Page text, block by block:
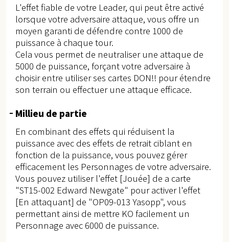
L'effet fiable de votre Leader, qui peut être activé
lorsque votre adversaire attaque, vous offre un
moyen garanti de défendre contre 1000 de
puissance à chaque tour.
Cela vous permet de neutraliser une attaque de
5000 de puissance, forçant votre adversaire à
choisir entre utiliser ses cartes DON!! pour étendre
son terrain ou effectuer une attaque efficace.
Millieu de partie
En combinant des effets qui réduisent la
puissance avec des effets de retrait ciblant en
fonction de la puissance, vous pouvez gérer
efficacement les Personnages de votre adversaire.
Vous pouvez utiliser l'effet [Jouée] de a carte
"ST15-002 Edward Newgate" pour activer l'effet
[En attaquant] de "OP09-013 Yasopp", vous
permettant ainsi de mettre KO facilement un
Personnage avec 6000 de puissance.